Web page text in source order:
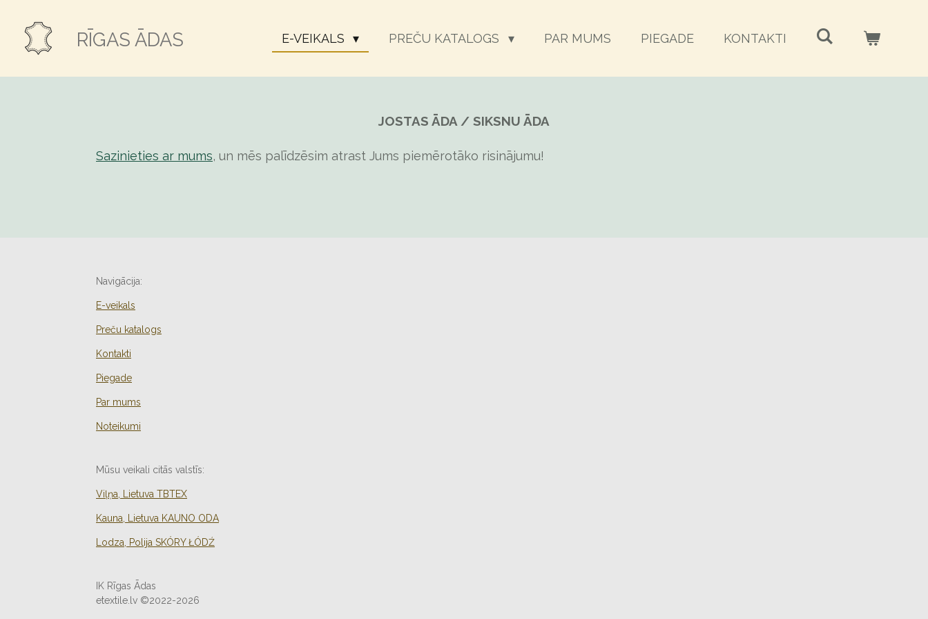
main
RĪGAS ĀDAS E-VEIKALS PREČU KATALOGS PAR MUMS PIEGADE KONTAKTI
JOSTAS ĀDA / SIKSNU ĀDA
Sazinieties ar mums, un mēs palīdzēsim atrast Jums piemērotāko risinājumu!
Navigācija:
E-veikals
Preču katalogs
Kontakti
Piegade
Par mums
Noteikumi
Mūsu veikali citās valstīs:
Viļņa, Lietuva TBTEX
Kauna, Lietuva KAUNO ODA
Lodza, Polija SKÓRY ŁÓDŹ
IK Rīgas Ādas
etextile.lv ©2022-2026